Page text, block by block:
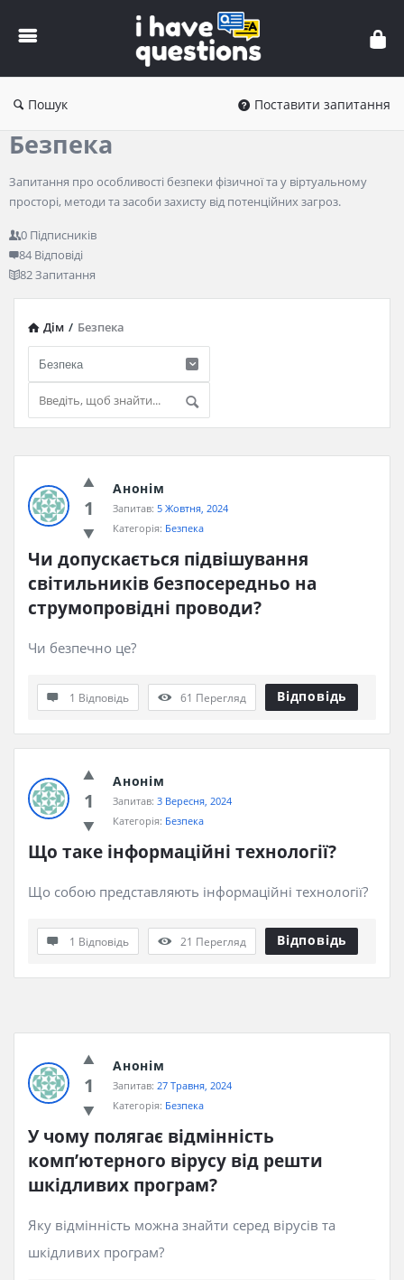
iHaveQuestions
Пошук Поставити запитання
Безпека
Запитання про особливості безпеки фізичної та у віртуальному
просторі, методи та засоби захисту від потенційних загроз.
0 Підписників
84 Відповіді
82Запитання
Дім / Безпека
Останні
Запитання
1
Анонім
Запитав: 5 Жовтня, 2024
Категорія: Безпека
Чи допускається підвішування
світильників безпосередньо на
струмопровідні проводи?
Чи безпечно це?
1 Відповідь 61 Перегляд Відповідь
1
Анонім
Запитав: 3 Вересня, 2024
Категорія: Безпека
Що таке інформаційні технології?
Що собою представляють інформаційні технології?
1 Відповідь 21 Перегляд Відповідь
1
Анонім
Запитав: 27 Травня, 2024
Категорія: Безпека
У чому полягає відмінність
комп’ютерного вірусу від решти
шкідливих програм?
Яку відмінність можна знайти серед вірусів та
шкідливих програм?